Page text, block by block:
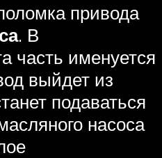
привода
. В
часть именуется
выйдет из
подаваться
насоса